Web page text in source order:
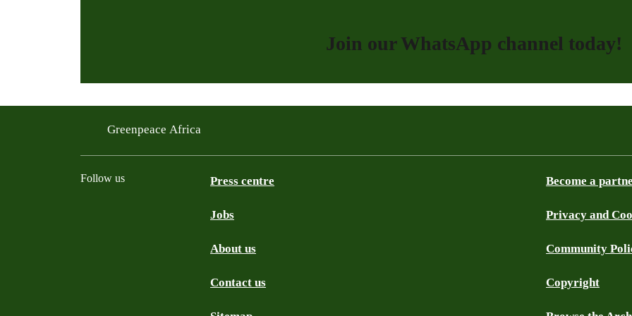
Join our WhatsApp channel today!
Greenpeace Africa
Follow us Press centre
Jobs
About us
Contact us
Become a
Privacy and
Community
Copyright